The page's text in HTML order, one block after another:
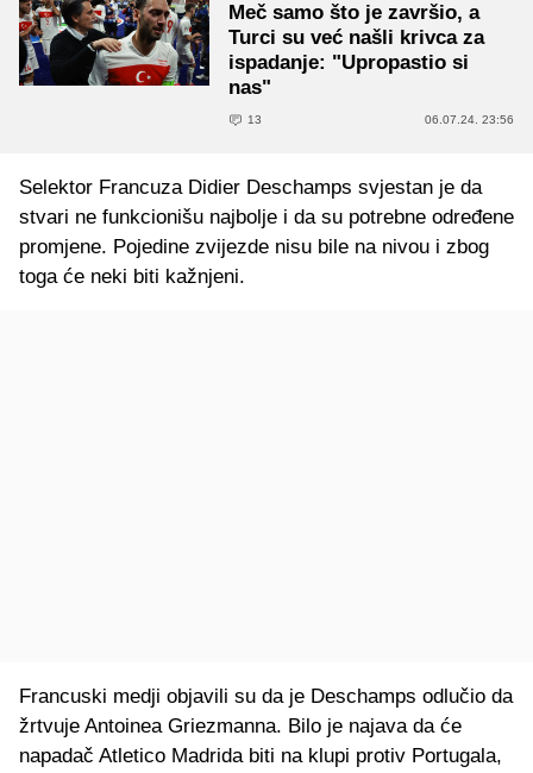
Meč samo što je završio, a
Turci su već našli krivca za
ispadanje: "Upropastio si
nas"
13 06.07.24. 23:56
Selektor Francuza Didier Deschamps svjestan je da
stvari ne funkcionišu najbolje i da su potrebne određene
promjene. Pojedine zvijezde nisu bile na nivou i zbog
toga će neki biti kažnjeni.
Francuski medji objavili su da je Deschamps odlučio da
žrtvuje Antoinea Griezmanna. Bilo je najava da će
napadač Atletico Madrida biti na klupi protiv Portugala,